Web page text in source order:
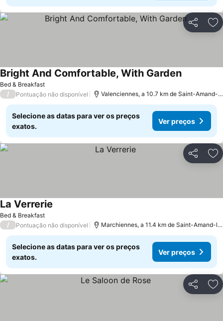
Partilhar
Bed & Breakfast
Bright And Comfortable, With Garden
/ Pontuação não disponível Valenciennes, a 10.7 km de Saint-Amand-les-Eaux
Selecione as datas para ver os preços
exatos.
Ver preços
Partilhar
Bed & Breakfast
La Verrerie
/ Pontuação não disponível Marchiennes, a 11.4 km de Saint-Amand-les-Eaux
Selecione as datas para ver os preços
exatos.
Ver preços
Partilhar